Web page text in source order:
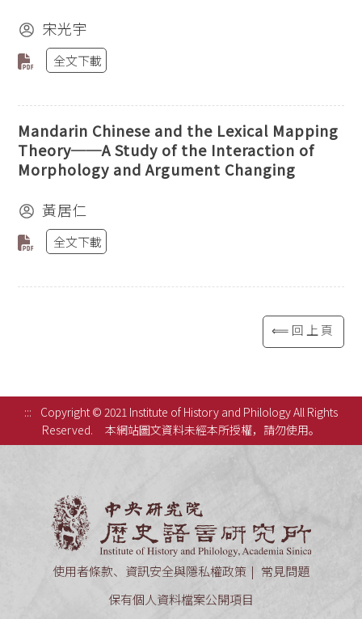
宋光宇
全文下載
Mandarin Chinese and the Lexical Mapping
Theory──A Study of the Interaction of
Morphology and Argument Changing
黃居仁
全文下載
⟸回上頁
:::
Copyright © 2021 Institute of History and Philology All Rights
Reserved.
本網站圖文資料未經本所授權，請勿使用。
使用者條款、資訊安全與隱私權政策
常見問題
保有個人資料檔案公開項目